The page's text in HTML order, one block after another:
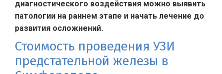
диагностического воздействия можно выявить
патологии на раннем этапе и начать лечение до
развития осложнений.
Стоимость проведения УЗИ
предстательной железы в